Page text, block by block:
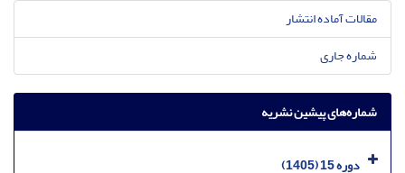
مقالات آماده انتشار
شماره جاری
شماره‌های پیشین نشریه
دوره 15 (1405)